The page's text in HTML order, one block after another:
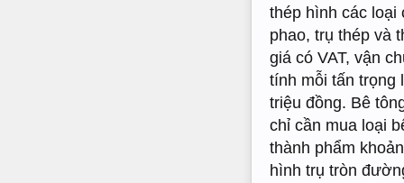
thép hình các loại
phao, trụ thép và
giá có VAT, vận
tính mỗi tấn trọng
triệu đồng. Bê
chỉ cần mua loại
thành phẩm
hình trụ tròn